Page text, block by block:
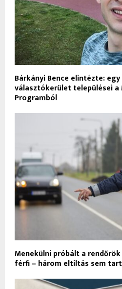
Bárkányi Bence elintézte:
választókerület települései a
Programból
Menekülni próbált a
férfi – három eltiltás sem